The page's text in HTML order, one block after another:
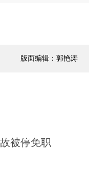
版面编辑：郭艳涛
被停免职